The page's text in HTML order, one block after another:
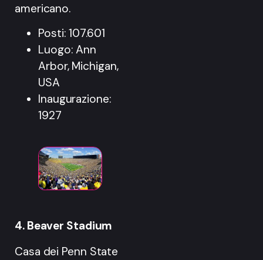
americano.
Posti: 107.601
Luogo: Ann
Arbor, Michigan,
USA
Inaugurazione:
1927
4. Beaver Stadium
Casa dei Penn State